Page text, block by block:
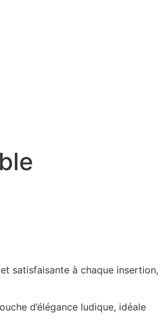
satisfaisante à chaque insertion,
d’élégance ludique, idéale